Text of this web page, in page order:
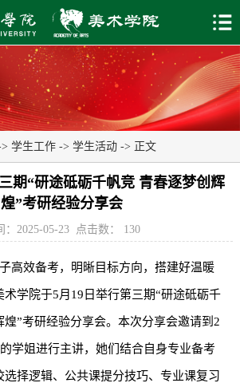
学生工作 -> 学生活动 -> 正文
期“研途砥砺千帆竞 青春逐梦创辉
煌”考研经验分享会
：2025-05-23 点击数： 130
高效备考，明晰目标方向，搭建好温暖
术学院于5月19日举行第三期“研途砥砺千
煌”考研经验分享会。本次分享会邀请到2
学姐进行主讲，她们结合自身专业备考
选择逻辑、公共课提分技巧、专业课复习